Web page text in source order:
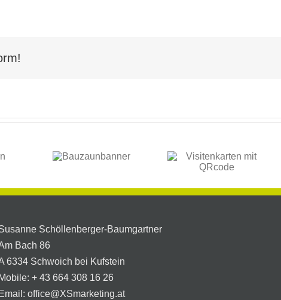
Logodesign
Schöllenberger-Baumgartner
Bach 86
6334 Schwoich bei Kufstein
Mobile: + 43 664 308 16 26
Email: office@XSmarketing.at